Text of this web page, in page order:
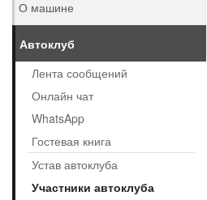
О машине
Автоклуб
Лента сообщений
Онлайн чат
WhatsApp
Гостевая книга
Устав автоклуба
Участники автоклуба